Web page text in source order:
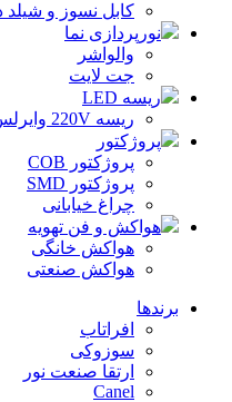
کابل نسوز و شیلد
نورپردازی نما
والواشر
جت لایت
ریسه LED
ریسه 220V وایرلس
پروژکتور
پروژکتور COB
پروژکتور SMD
چراغ خیابانی
هواکش و فن تهویه
هواکش خانگی
هواکش صنعتی
برندها
افراتاب
سوزوکی
ارتقا صنعت نور
Canel